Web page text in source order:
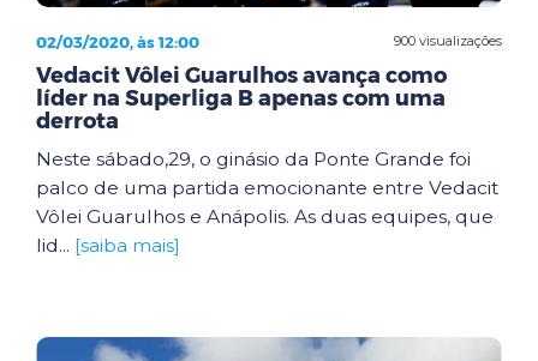
900 visualizações
02/03/2020, às 12:00
Vedacit Vôlei Guarulhos avança como
líder na Superliga B apenas com uma
derrota
Neste sábado,29, o ginásio da Ponte Grande foi
palco de uma partida emocionante entre Vedacit
Vôlei Guarulhos e Anápolis. As duas equipes, que
lid... [saiba mais]